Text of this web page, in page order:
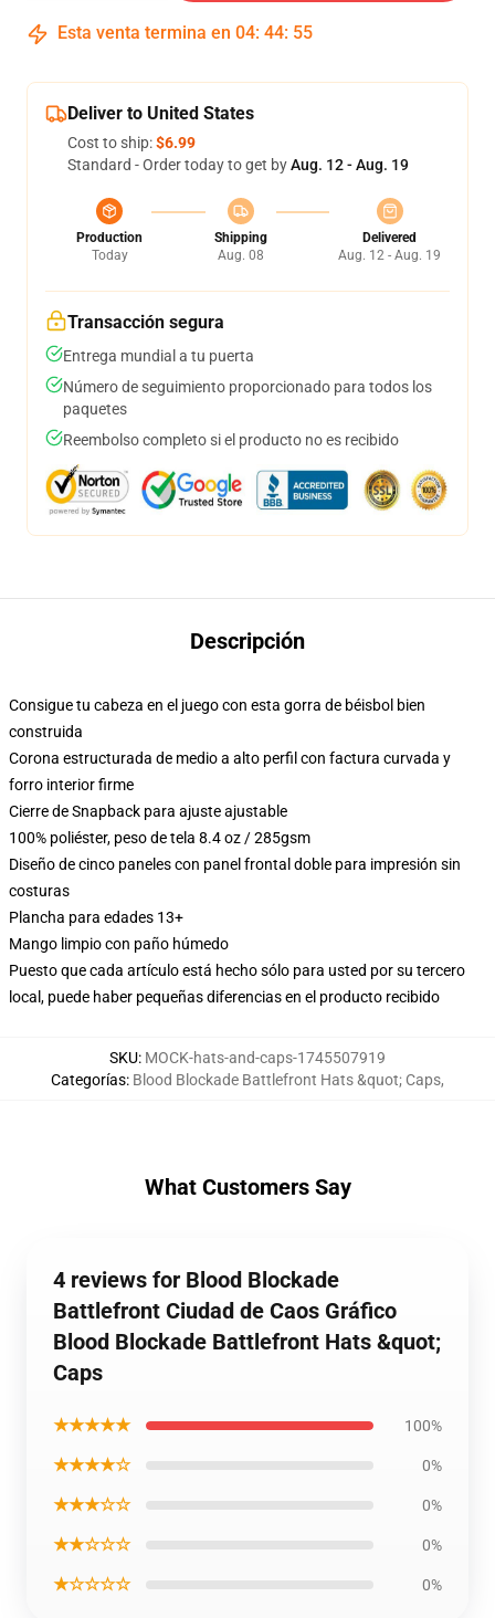
Esta venta termina en 04: 44: 55
Deliver to United States
Cost to ship:$6.99
Standard - Order today to get byAug. 12 - Aug. 19
Production
Today
Shipping
Aug. 08
Delivered
Aug. 12 - Aug. 19
Transacción segura
Entrega mundial a tu puerta
Número de seguimiento proporcionado para todos los
paquetes
Reembolso completo si el producto no es recibido
Descripción
Consigue tu cabeza en el juego con esta gorra de béisbol bien
construida
Corona estructurada de medio a alto perfil con factura curvada y
forro interior firme
Cierre de Snapback para ajuste ajustable
100% poliéster, peso de tela 8.4 oz / 285gsm
Diseño de cinco paneles con panel frontal doble para impresión sin
costuras
Plancha para edades 13+
Mango limpio con paño húmedo
Puesto que cada artículo está hecho sólo para usted por su tercero
local, puede haber pequeñas diferencias en el producto recibido
SKU: MOCK-hats-and-caps-1745507919
Categorías: Blood Blockade Battlefront Hats &quot; Caps,
What Customers Say
4 reviews for Blood Blockade
Battlefront Ciudad de Caos Gráfico
Blood Blockade Battlefront Hats &quot;
Caps
★★★★★ 100%
★★★★☆ 0%
★★★☆☆ 0%
★★☆☆☆ 0%
★☆☆☆☆ 0%